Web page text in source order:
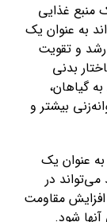
منبع غذایی
به عنوان یک
رشد و تقویت
بدنی
گیاهان،
بیشتر و
عنوان یک
در
مقاومت
آنها شود.